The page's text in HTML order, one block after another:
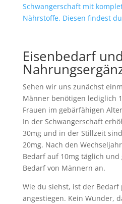
Schwangerschaft mit
Nährstoffe. Diesen findest
Eisenbedarf und
Sehen wir uns zunächst
Männer benötigen lediglich
Frauen im gebärfähigen
In der Schwangerschaft
30mg und in der Stillzeit
20mg. Nach den
Bedarf auf 10mg täglich
Bedarf von Männern an.
Wie du siehst, ist der
angestiegen. Kein Wunder,